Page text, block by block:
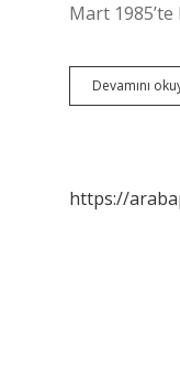
Mart
Devamını
https://